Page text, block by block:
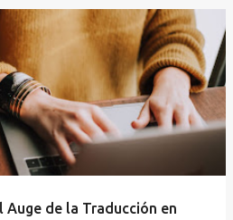
Auge de la Traducción en